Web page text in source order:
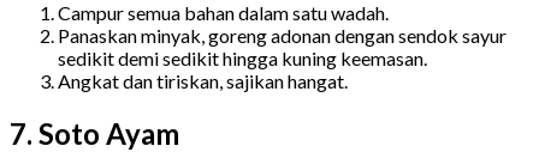
Campur semua bahan dalam satu wadah.
Panaskan minyak, goreng adonan dengan sendok sayur
sedikit demi sedikit hingga kuning keemasan.
Angkat dan tiriskan, sajikan hangat.
7. Soto Ayam